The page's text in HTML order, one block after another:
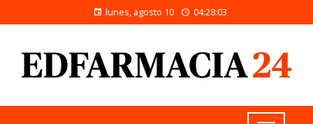
lunes, agosto 10 04:28:03